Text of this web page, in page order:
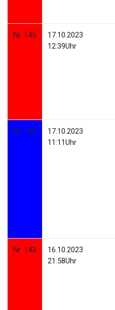
Nr. 145
17.10.2023
12:39Uhr
Nr. 144
17.10.2023
11:11Uhr
Nr. 143
16.10.2023
21:58Uhr